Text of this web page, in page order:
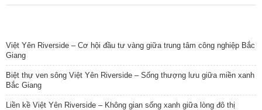
Việt Yên Riverside – Cơ hội đầu tư vàng giữa trung tâm công nghiệp Bắc
Giang
Biệt thự ven sông Việt Yên Riverside – Sống thượng lưu giữa miền xanh
Bắc Giang
Liền kề Việt Yên Riverside – Không gian sống xanh giữa lòng đô thị